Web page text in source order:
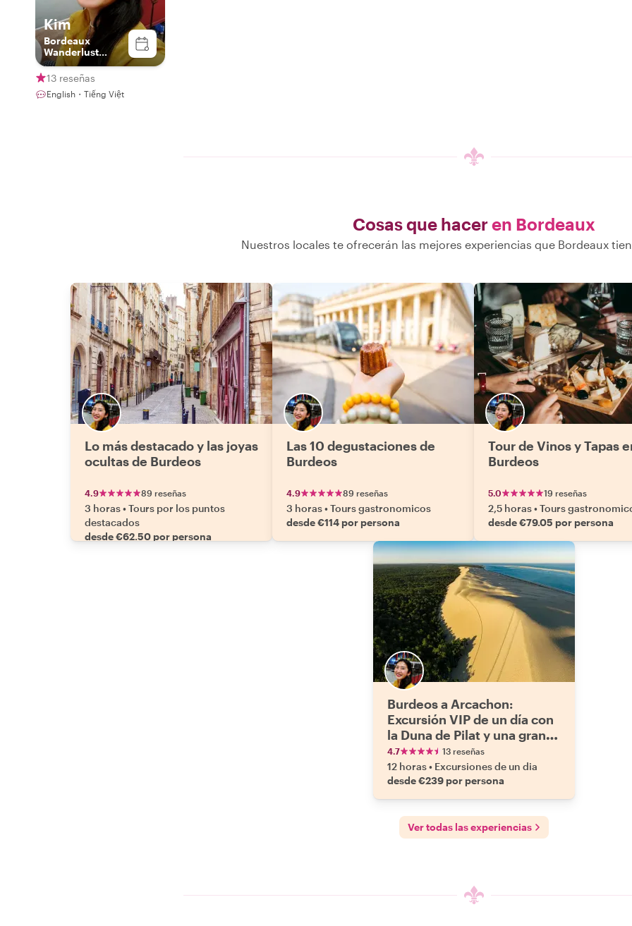
Kim
Bordeaux
Wanderlust
Ambassador
13 reseñas
English・Tiếng Việt
Cosas que hacer en Bordeaux
Nuestros locales te ofrecerán las mejores experiencias que Bordeaux
Lo más destacado y las joyas
ocultas de Burdeos
4.9 89 reseñas
3 horas•Tours por los puntos
destacados
desde €62.50 por persona
Las 10 degustaciones de
Burdeos
4.9 89 reseñas
3 horas•Tours gastronomicos
desde €114 por persona
Tour de Vinos y Tapas
Burdeos
5.0 19 reseñas
2,5 horas•Tours
desde €79.05 por persona
Burdeos a Arcachon:
Excursión VIP de un día con
la Duna de Pilat y una granja
de ostras
4.7 13 reseñas
12 horas• Excursiones de un dia
desde €239 por persona
Ver todas las experiencias